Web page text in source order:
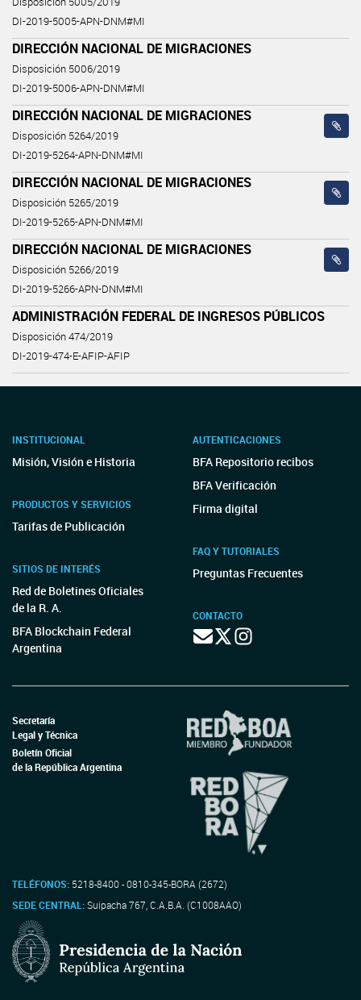
DI-2019-5005-APN-DNM#MI
DIRECCIÓN NACIONAL DE MIGRACIONES
Disposición 5006/2019
DI-2019-5006-APN-DNM#MI
DIRECCIÓN NACIONAL DE MIGRACIONES
Disposición 5264/2019
DI-2019-5264-APN-DNM#MI
DIRECCIÓN NACIONAL DE MIGRACIONES
Disposición 5265/2019
DI-2019-5265-APN-DNM#MI
DIRECCIÓN NACIONAL DE MIGRACIONES
Disposición 5266/2019
DI-2019-5266-APN-DNM#MI
ADMINISTRACIÓN FEDERAL DE INGRESOS PÚBLICOS
Disposición 474/2019
DI-2019-474-E-AFIP-AFIP
INSTITUCIONAL
Misión, Visión e Historia
PRODUCTOS Y SERVICIOS
Tarifas de Publicación
SITIOS DE INTERÉS
Red de Boletines Oficiales
de la R. A.
BFA Blockchain Federal
Argentina
AUTENTICACIONES
BFA Repositorio recibos
BFA Verificación
Firma digital
FAQ Y TUTORIALES
Preguntas Frecuentes
CONTACTO
Secretaría
Legal y Técnica
Boletín Oficial
de la República Argentina
TELÉFONOS: 5218-8400 - 0810-345-BORA (2672)
SEDE CENTRAL:Suipacha 767, C.A.B.A. (C1008AAO)